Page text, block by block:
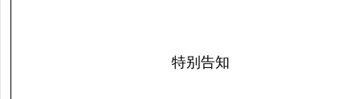
特别告知